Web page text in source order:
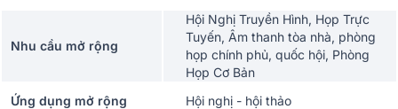
Nhu cầu mở rộng
Hội Nghị Truyền Hình, Họp Trực
Tuyến, Âm thanh tòa nhà, phòng
họp chính phủ, quốc hội, Phòng
Họp Cơ Bản
Ứng dụng mở rộng
Hội nghị - hội thảo